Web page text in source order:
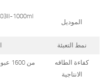
الموديل
نمط التعبئة
كفاءة الطاقه
الانتاجية